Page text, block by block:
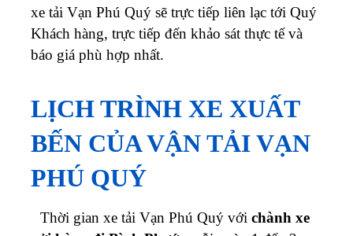
xe tải Vạn Phú Quý sẽ trực tiếp liên lạc tới Quý
Khách hàng, trực tiếp đến khảo sát thực tế và
báo giá phù hợp nhất.
LỊCH TRÌNH XE XUẤT
BẾN CỦA VẬN TẢI VẠN
PHÚ QUÝ
Thời gian xe tải Vạn Phú Quý với chành xe